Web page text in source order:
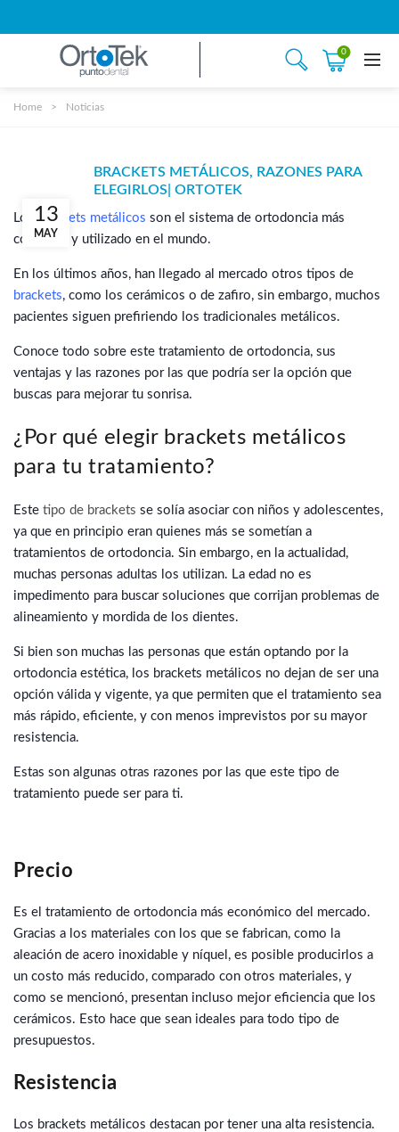
0
Home Noticias
13
MAY
BRACKETS METÁLICOS, RAZONES PARA
ELEGIRLOS| ORTOTEK
Losbrackets metálicos son el sistema de ortodoncia más
conocido y utilizado en el mundo.
En los últimos años, han llegado al mercado otros tipos de
brackets, como los cerámicos o de zafiro, sin embargo, muchos
pacientes siguen prefiriendo los tradicionales metálicos.
Conoce todo sobre este tratamiento de ortodoncia, sus
ventajas y las razones por las que podría ser la opción que
buscas para mejorar tu sonrisa.
¿Por qué elegir brackets metálicos
para tu tratamiento?
Este tipo de brackets se solía asociar con niños y adolescentes,
ya que en principio eran quienes más se sometían a
tratamientos de ortodoncia. Sin embargo, en la actualidad,
muchas personas adultas los utilizan. La edad no es
impedimento para buscar soluciones que corrijan problemas de
alineamiento y mordida de los dientes.
Si bien son muchas las personas que están optando por la
ortodoncia estética, los brackets metálicos no dejan de ser una
opción válida y vigente, ya que permiten que el tratamiento sea
más rápido, eficiente, y con menos imprevistos por su mayor
resistencia.
Estas son algunas otras razones por las que este tipo de
tratamiento puede ser para ti.
Precio
Es el tratamiento de ortodoncia más económico del mercado.
Gracias a los materiales con los que se fabrican, como la
aleación de acero inoxidable y níquel, es posible producirlos a
un costo más reducido, comparado con otros materiales, y
como se mencionó, presentan incluso mejor eficiencia que los
cerámicos. Esto hace que sean ideales para todo tipo de
presupuestos.
Resistencia
Los brackets metálicos destacan por tener una alta resistencia.